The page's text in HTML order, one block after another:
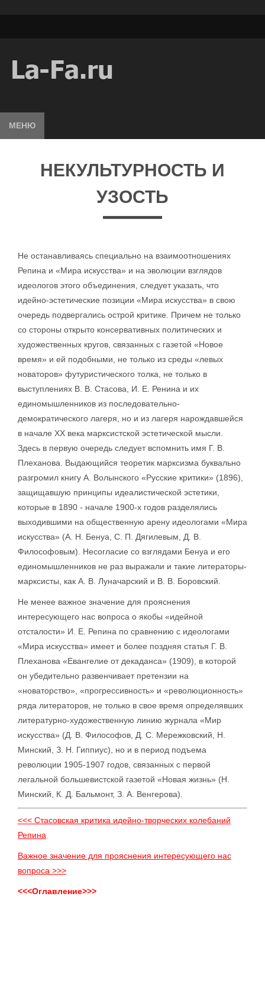
МЕНЮ
НЕКУЛЬТУРНОСТЬ И
УЗОСТЬ
Не останавливаясь специально на взаимоотношениях
Репина и «Мира искусства» и на эволюции взглядов
идеологов этого объединения, следует указать, что
идейно-эстетические позиции «Мира искусства» в свою
очередь подвергались острой критике. Причем не только
со стороны открыто консервативных политических и
художественных кругов, связанных с газетой «Новое
время» и ей подобными, не только из среды «левых
новаторов» футуристического толка, не только в
выступлениях В. В. Стасова, И. Е. Ренина и их
единомышленников из последовательно-
демократического лагеря, но и из лагеря нарождавшейся
в начале XX века марксистской эстетической мысли.
Здесь в первую очередь следует вспомнить имя Г. В.
Плеханова. Выдающийся теоретик марксизма буквально
разгромил книгу А. Волынского «Русские критики» (1896),
защищавшую принципы идеалистической эстетики,
которые в 1890 - начале 1900-х годов разделялись
выходившими на общественную арену идеологами «Мира
искусства» (А. Н. Бенуа, С. П. Дягилевым, Д. В.
Философовым). Несогласие со взглядами Бенуа и его
единомышленников не раз выражали и такие литераторы-
марксисты, как А. В. Луначарский и В. В. Боровский.
Не менее важное значение для прояснения
интересующего нас вопроса о якобы «идейной
отсталости» И. Е. Репина по сравнению с идеологами
«Мира искусства» имеет и более поздняя статья Г. В.
Плеханова «Евангелие от декаданса» (1909), в которой
он убедительно развенчивает претензии на
«новаторство», «прогрессивность» и «революционность»
ряда литераторов, не только в свое время определявших
литературно-художественную линию журнала «Мир
искусства» (Д. В. Философов, Д. С. Мережковский, Н.
Минский, З. Н. Гиппиус), но и в период подъема
революции 1905-1907 годов, связанных с первой
легальной большевистской газетой «Новая жизнь» (Н.
Минский, К. Д. Бальмонт, З. А. Венгерова).
<<< Стасовская критика идейно-творческих колебаний
Репина
Важное значение для прояснения интересующего нас
вопроса >>>
<<<Оглавление>>>